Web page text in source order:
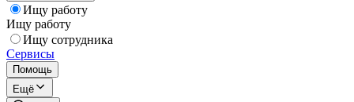
Ищу работу
Ищу работу
Ищу сотрудника
Сервисы
Помощь
Ещё